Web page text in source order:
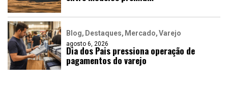
Blog Destaques Mercado Varejo
agosto 6, 2026
Dia dos Pais pressiona operação de
pagamentos do varejo